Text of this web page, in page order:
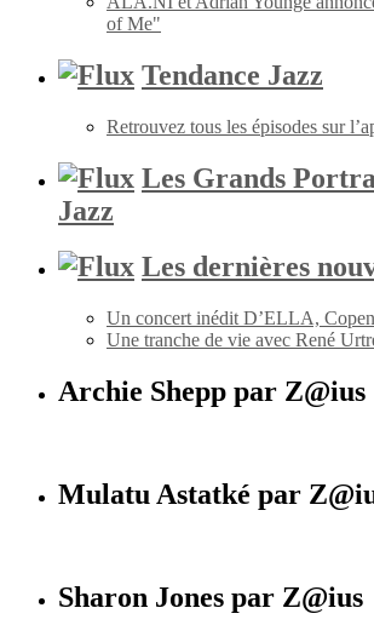
of Me"
Tendance Jazz
Retrouvez tous les épisodes sur
Les Grands
Jazz
Les dernières
Un concert inédit D’ELLA,
Une tranche de vie avec René
Archie Shepp par Z@ius
Mulatu Astatké par
Sharon Jones par Z@ius